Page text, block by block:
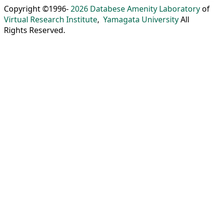
Copyright ©1996-2026 Databese Amenity Laboratoryof
Virtual Research Institute, Yamagata UniversityAll
Rights Reserved.